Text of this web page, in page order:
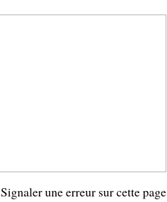
Signaler une erreur sur cette page